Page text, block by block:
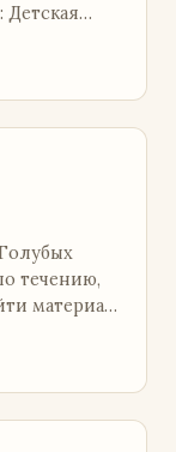
течению,
материал